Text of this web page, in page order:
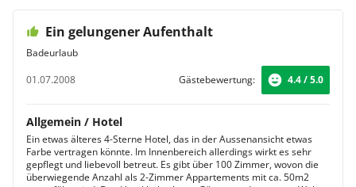
Ein gelungener Aufenthalt
Badeurlaub
01.07.2008
Gästebewertung: 4.4 / 5.0
Allgemein / Hotel
Ein etwas älteres 4-Sterne Hotel, das in der Aussenansicht etwas
Farbe vertragen könnte. Im Innenbereich allerdings wirkt es sehr
gepflegt und liebevoll betreut. Es gibt über 100 Zimmer, wovon die
überwiegende Anzahl als 2-Zimmer Appartements mit ca. 50m2